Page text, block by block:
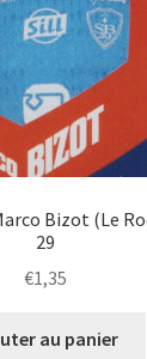
Bizot (Le
29
€1,35
au panier